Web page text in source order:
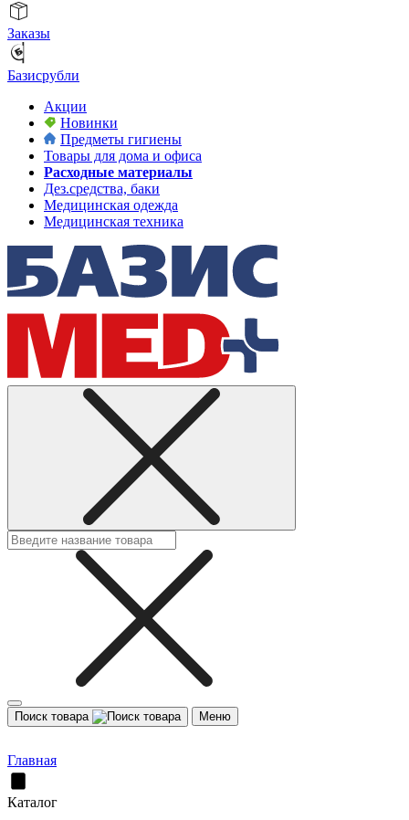
Заказы
Базисрубли
Акции
Новинки
Предметы гигиены
Товары для дома и офиса
Расходные материалы
Дез.средства, баки
Медицинская одежда
Медицинская техника
Поиск товара Меню
Главная
Каталог